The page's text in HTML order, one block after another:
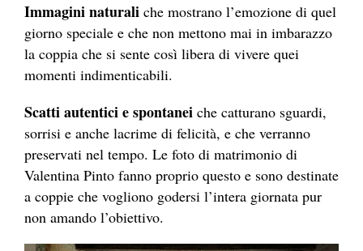
Immagini naturali che mostrano l’emozione di quel
giorno speciale e che non mettono mai in imbarazzo
la coppia che si sente così libera di vivere quei
momenti indimenticabili.
Scatti autentici e spontanei che catturano sguardi,
sorrisi e anche lacrime di felicità, e che verranno
preservati nel tempo. Le foto di matrimonio di
Valentina Pinto fanno proprio questo e sono destinate
a coppie che vogliono godersi l’intera giornata pur
non amando l’obiettivo.